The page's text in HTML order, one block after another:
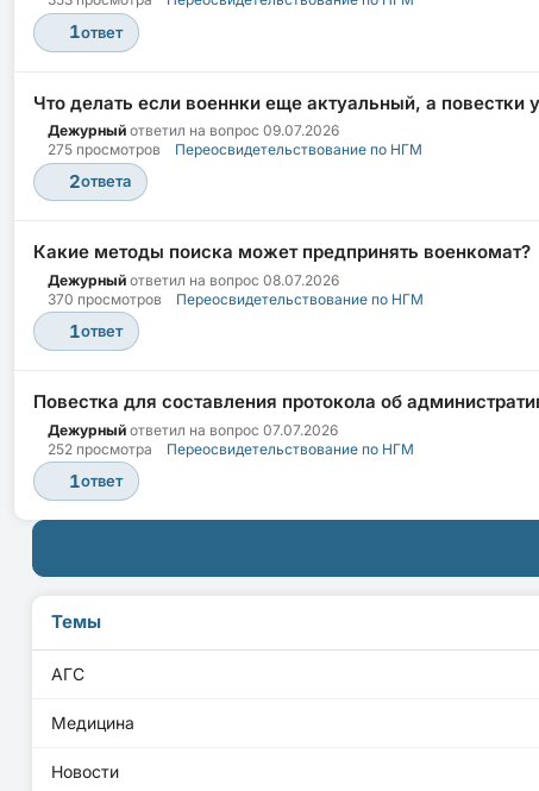
1ответ
Что делать если военнки еще актуальный, а повестки
Дежурный ответил на вопрос 09.07.2026
275 просмотров
Переосвидетельствование по НГМ
2ответа
Какие методы поиска может предпринять военкомат?
Дежурный ответил на вопрос 08.07.2026
370 просмотров
Переосвидетельствование по НГМ
1ответ
Повестка для составления протокола об
Дежурный ответил на вопрос 07.07.2026
252 просмотра
Переосвидетельствование по НГМ
1ответ
Темы
АГС
Медицина
Новости